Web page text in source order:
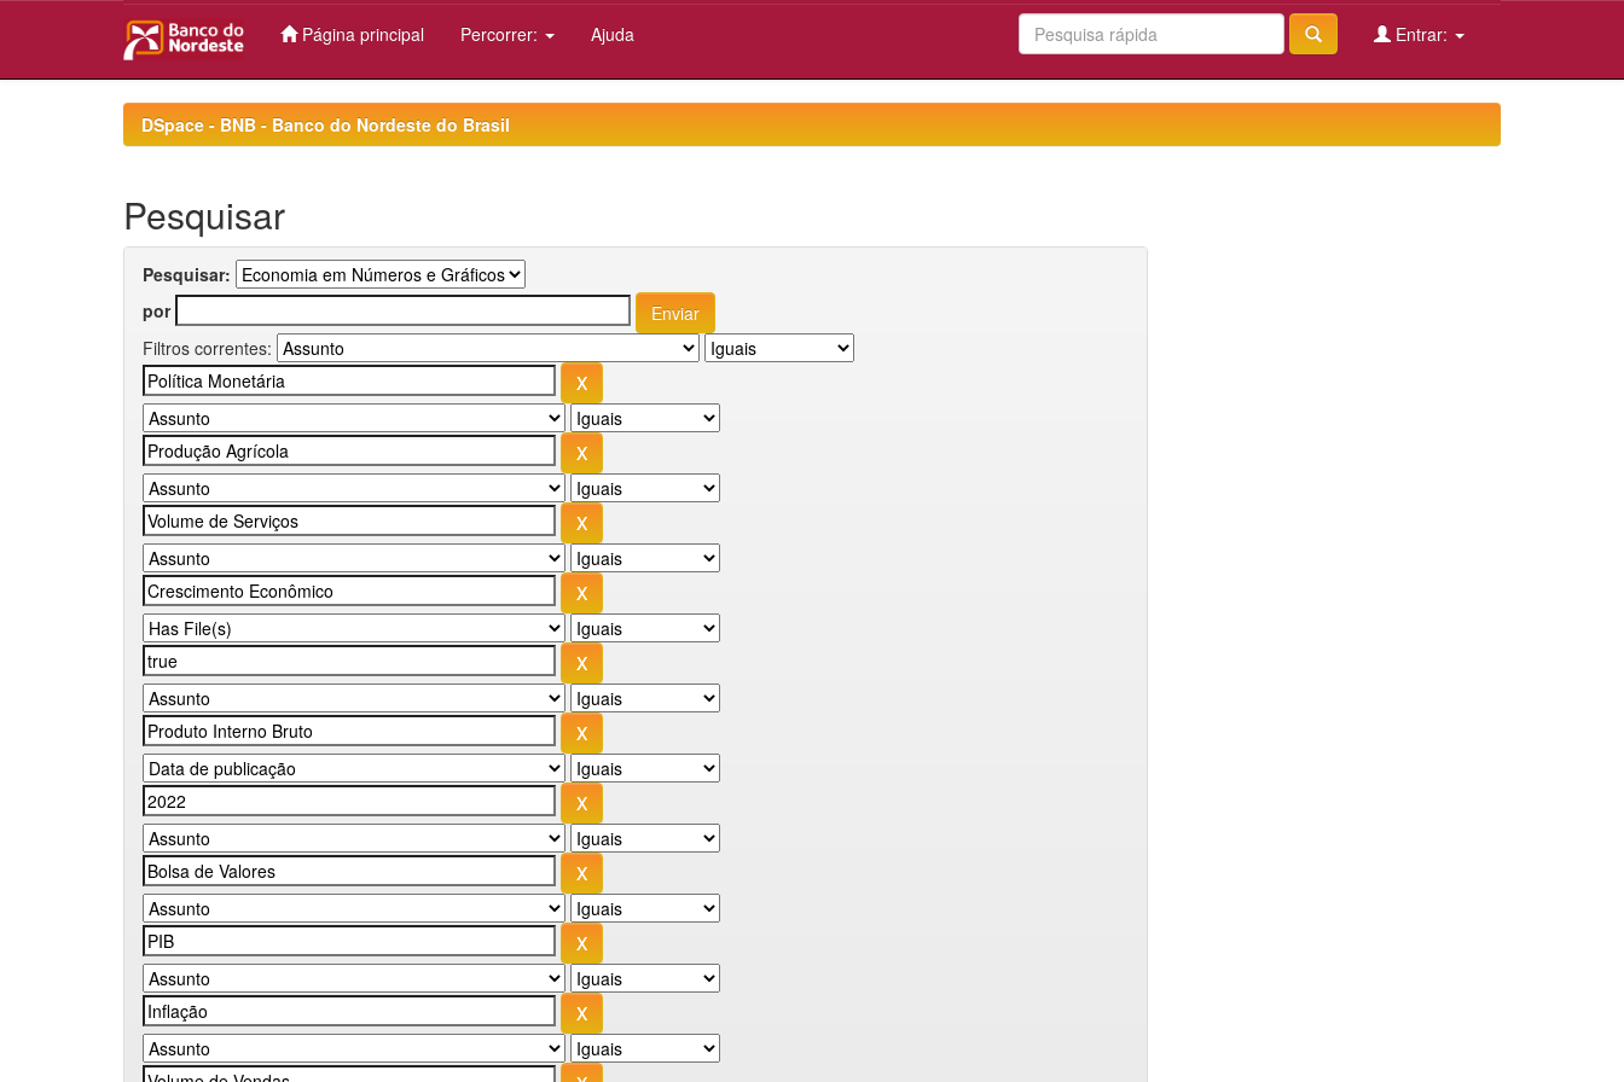
Página principal Percorrer: Ajuda Entrar:
DSpace - BNB - Banco do Nordeste do Brasil
Pesquisar
Pesquisar:
por
Filtros correntes: